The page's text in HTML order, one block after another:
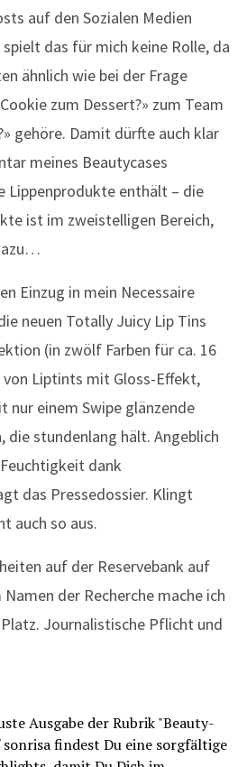
auf den Sozialen Medien
das für mich keine Rolle, da
ähnlich wie bei der Frage
zum Dessert?» zum Team
gehöre. Damit dürfte auch klar
meines Beautycases
Lippenprodukte enthält – die
ist im zweistelligen Bereich,
Einzug in mein Necessaire
neuen Totally Juicy Lip Tins
(in zwölf Farben für ca. 16
von Liptints mit Gloss-Effekt,
nur einem Swipe glänzende
die stundenlang hält. Angeblich
dank
das Pressedossier. Klingt
auch so aus.
auf der Reservebank auf
der Recherche mache ich
Journalistische Pflicht und